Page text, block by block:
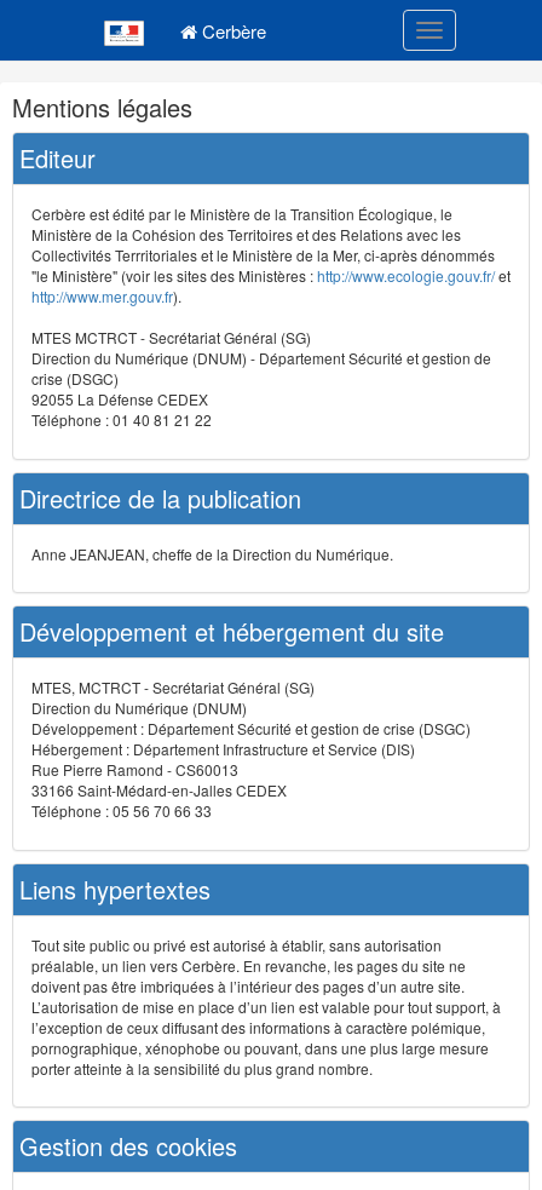
Cerbère Toggle
Navigation
et
outils
annexes
Mentions légales
Editeur
Cerbère est édité par le Ministère de la Transition Écologique, le
Ministère de la Cohésion des Territoires et des Relations avec les
Collectivités Terrritoriales et le Ministère de la Mer, ci-après dénommés
"le Ministère" (voir les sites des Ministères :http://www.ecologie.gouv.fr/et
http://www.mer.gouv.fr).
MTES MCTRCT - Secrétariat Général (SG)
Direction du Numérique (DNUM) - Département Sécurité et gestion de
crise (DSGC)
92055 La Défense CEDEX
Téléphone : 01 40 81 21 22
Directrice de la publication
Anne JEANJEAN, cheffe de la Direction du Numérique.
Développement et hébergement du site
MTES, MCTRCT - Secrétariat Général (SG)
Direction du Numérique (DNUM)
Développement : Département Sécurité et gestion de crise (DSGC)
Hébergement : Département Infrastructure et Service (DIS)
Rue Pierre Ramond - CS60013
33166 Saint-Médard-en-Jalles CEDEX
Téléphone : 05 56 70 66 33
Liens hypertextes
Tout site public ou privé est autorisé à établir, sans autorisation
préalable, un lien vers Cerbère. En revanche, les pages du site ne
doivent pas être imbriquées à l’intérieur des pages d’un autre site.
L’autorisation de mise en place d’un lien est valable pour tout support, à
l’exception de ceux diffusant des informations à caractère polémique,
pornographique, xénophobe ou pouvant, dans une plus large mesure
porter atteinte à la sensibilité du plus grand nombre.
Gestion des cookies